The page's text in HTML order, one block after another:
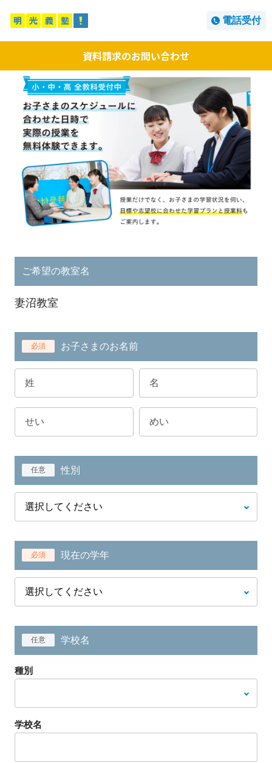
電話受付
資料請求のお問い合わせ
ご希望の教室名
妻沼教室
必須 お子さまのお名前
任意 性別
必須 現在の学年
任意 学校名
種別
学校名